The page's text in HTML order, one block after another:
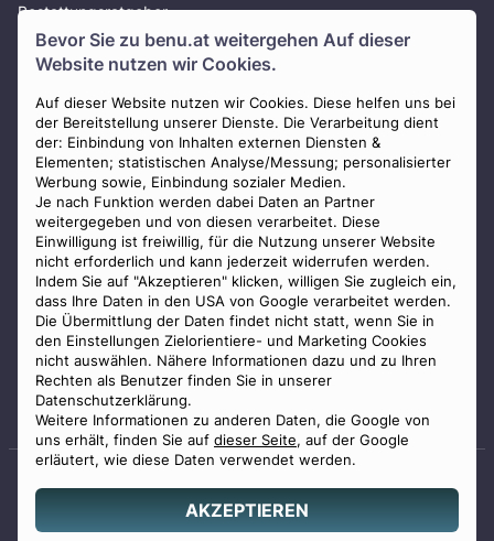
Bevor Sie zu benu.at weitergehen Auf dieser
Website nutzen wir Cookies.
Auf dieser Website nutzen wir Cookies. Diese helfen uns bei
der Bereitstellung unserer Dienste. Die Verarbeitung dient
der: Einbindung von Inhalten externen Diensten &
Elementen; statistischen Analyse/Messung; personalisierter
Werbung sowie, Einbindung sozialer Medien.
Je nach Funktion werden dabei Daten an Partner
weitergegeben und von diesen verarbeitet. Diese
Einwilligung ist freiwillig, für die Nutzung unserer Website
nicht erforderlich und kann jederzeit widerrufen werden.
Indem Sie auf "Akzeptieren" klicken, willigen Sie zugleich ein,
dass Ihre Daten in den USA von Google verarbeitet werden.
Die Übermittlung der Daten findet nicht statt, wenn Sie in
den Einstellungen Zielorientiere- und Marketing Cookies
nicht auswählen. Nähere Informationen dazu und zu Ihren
Rechten als Benutzer finden Sie in unserer
Datenschutzerklärung.
Weitere Informationen zu anderen Daten, die Google von
uns erhält, finden Sie auf dieser Seite, auf der Google
erläutert, wie diese Daten verwendet werden.
AKZEPTIEREN
Bestattungsratgeber
Über uns
Presse
AGB
Impressum
Datenschutz
Widerrufsbelehrung
Zahlungsmöglichkeiten
Staatlich geprüfter
© 2026 Benu GmbH. Alle Rechte vorbehalten.